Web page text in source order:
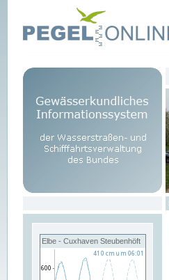
Elbe - Cuxhaven Steubenhöft